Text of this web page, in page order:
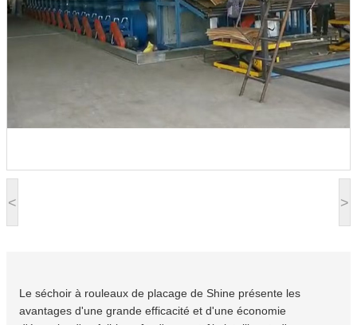
< >
Le séchoir à rouleaux de placage de Shine présente les
avantages d'une grande efficacité et d'une économie